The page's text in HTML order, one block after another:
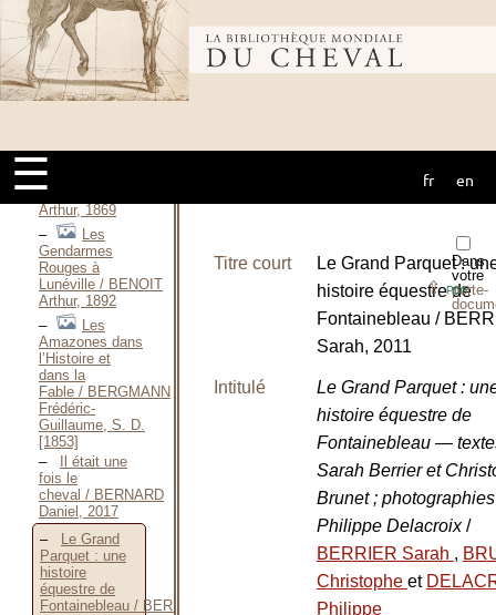
Bibliothèque
mondiale du
cheval
☰ fr en
Les
Gendarmes
Rouges à
Lunéville, 1768-
1788 / BENOIT
Arthur, Mai 1868
Département du
Bas-
Rhin / BENOIT
Arthur, 1869
Les
Gendarmes
Rouges à
Lunéville / BENOIT
Arthur, 1892
Les
Amazones dans
l’Histoire et
dans la
Fable / BERGMANN
Frédéric-
Guillaume, S. D.
[1853]
Il était une
fois le
cheval / BERNARD
Daniel, 2017
Le Grand
Parquet : une
histoire
équestre de
Fontainebleau / BERRIER
Dans
votre
porte-
⇪PDF
Titre court
Le Grand Parquet :
histoire équestre de
Fontainebleau /
Sarah, 2011
Intitulé
Le Grand Parquet :
histoire équestre de
Fontainebleau —
Sarah Berrier et
Brunet ;
Philippe Delacroix/
BERRIER Sarah ,
Christophe et
Philippe